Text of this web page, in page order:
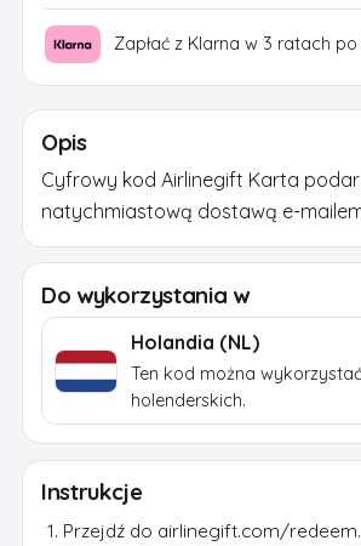
Zapłać z Klarna w 3 ratach po
Opis
Cyfrowy kod Airlinegift Karta
natychmiastową dostawą e-
Do wykorzystania w
Holandia (NL)
Ten kod można
holenderskich.
Instrukcje
Przejdź do airlinegift.com/redeem.